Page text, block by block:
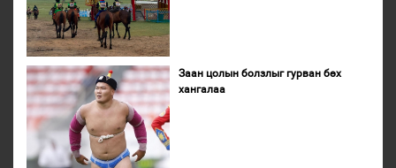
Заан цолын болзлыг гурван бөх
хангалаа